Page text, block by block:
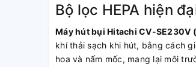
Bộ lọc HEPA hiện
Máy hút bụi Hitachi CV-SE230V
khí thải sạch khi hút, bằng cách
hoa và nấm mốc, mang lại môi